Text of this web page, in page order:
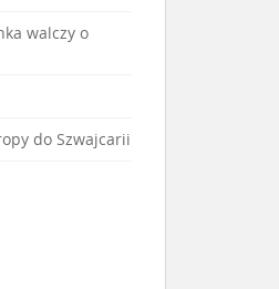
walczy o
do Szwajcarii